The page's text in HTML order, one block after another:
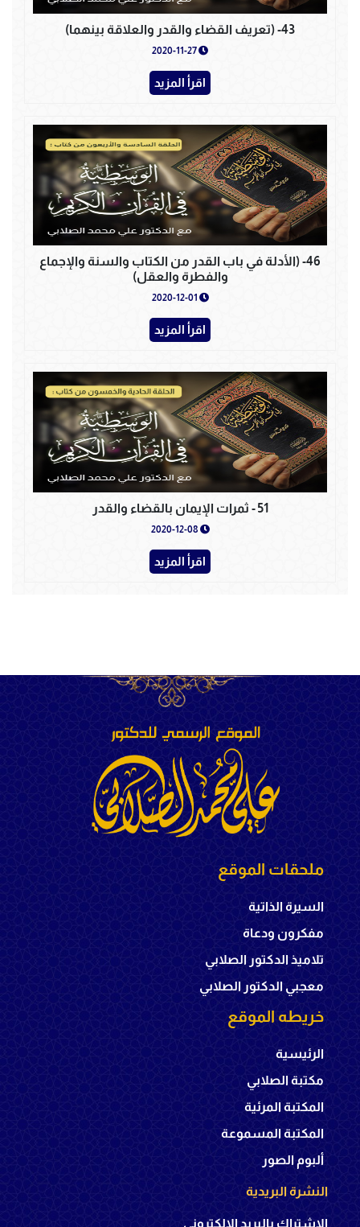
43- (تعريف القضاء والقدر والعلاقة بينهما)
اقرأ المزيد
46- (الأدلة في باب القدر من الكتاب والسنة والإجماع
والفطرة والعقل)
اقرأ المزيد
51 - ثمرات الإيمان بالقضاء والقدر
اقرأ المزيد
ملحقات الموقع
السيرة الذاتية
مفكرون ودعاة
تلاميذ الدكتور الصلابي
معجبي الدكتور الصلابي
خريطه الموقع
الرئيسية
مكتبة الصلابي
المكتبة المرئية
المكتبة المسموعة
ألبوم الصور
النشرة البريدية
الإشتراك بالبريد الإلكتروني